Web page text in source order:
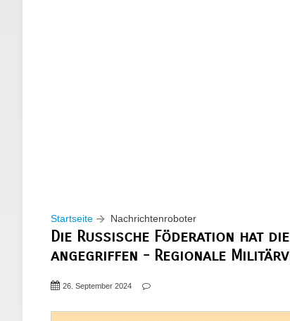
Startseite Nachrichtenroboter
Die Russische Föderation hat
angegriffen - Regionale
26. September 2024